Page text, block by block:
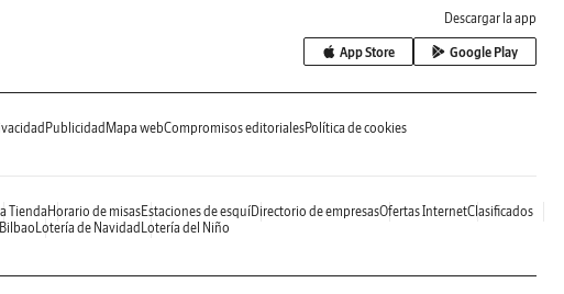
Descargar la app
App Store Google Play
Publicidad Mapa webCompromisos editorialesPolítica de cookies
Tienda Horario de misasEstaciones de esquíDirectorio de empresasOfertas InternetClasificados
Lotería de Navidad Lotería del Niño